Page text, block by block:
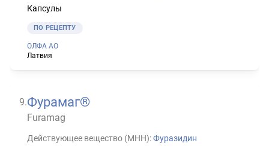
Капсулы
ПО РЕЦЕПТУ
ОЛФА АО
Латвия
9.Фурамаг®
Furamag
Действующее вещество (МНН):Фуразидин